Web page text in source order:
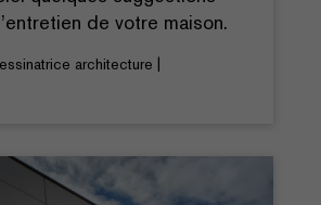
de votre maison.
architecture |